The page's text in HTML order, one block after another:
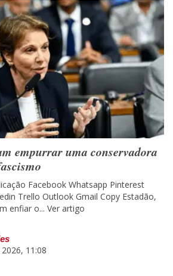
empurrar uma conservadora
Facebook Whatsapp Pinterest
Trello Outlook Gmail Copy Estadão,
enfiar o... Ver artigo
11:08